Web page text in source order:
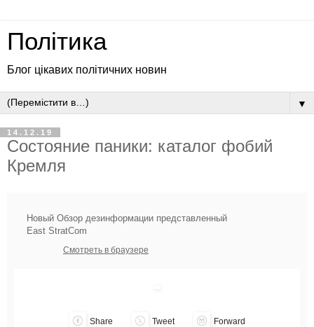
Політика
Блог цікавих політичних новин
▼
14.12.19
Состояние паники: каталог фобий
Кремля
Новый Обзор дезинформации представленный
East StratCom
Смотреть в браузере
Share Tweet Forward